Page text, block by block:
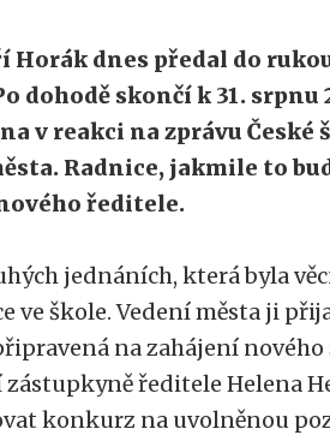
Horák dnes předal do
dohodě skončí k 31. srpnu
v reakci na zprávu České
Radnice, jakmile to
ředitele.
jednáních, která byla
ve škole. Vedení města ji
na zahájení
ředitele Helena
konkurz na uvolněnou